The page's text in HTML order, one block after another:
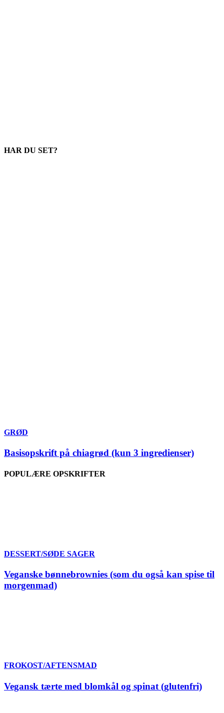
HAR DU SET?
GRØD
Basisopskrift på chiagrød (kun 3 ingredienser)
POPULÆRE OPSKRIFTER
DESSERT/SØDE SAGER
Veganske bønnebrownies (som du også kan spise til
morgenmad)
FROKOST/AFTENSMAD
Vegansk tærte med blomkål og spinat (glutenfri)